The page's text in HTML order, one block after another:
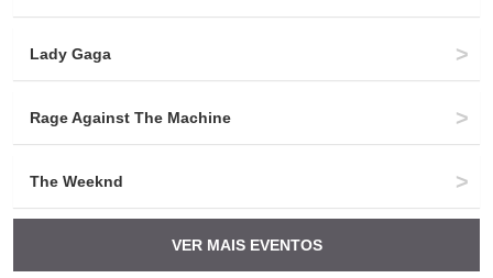
Lady Gaga
Rage Against The Machine
The Weeknd
VER MAIS EVENTOS